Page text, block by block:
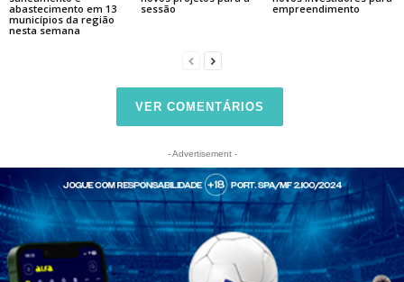
abastecimento em 13
municípios da região
nesta semana
sessão
empreendimento
VER COMENTÁRIOS
- Advertisement -